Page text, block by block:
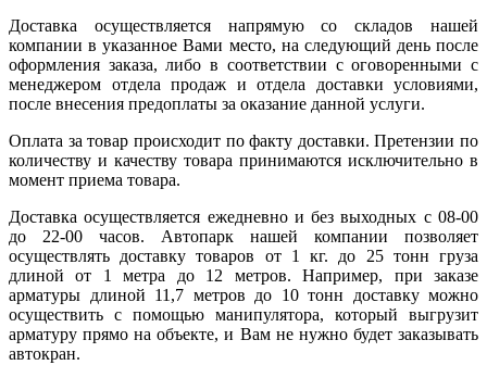
Доставка осуществляется напрямую со складов нашей
компании в указанное Вами место, на следующий день после
оформления заказа, либо в соответствии с оговоренными с
менеджером отдела продаж и отдела доставки условиями,
после внесения предоплаты за оказание данной услуги.
Оплата за товар происходит по факту доставки. Претензии по
количеству и качеству товара принимаются исключительно в
момент приема товара.
Доставка осуществляется ежедневно и без выходных с 08-00
до 22-00 часов. Автопарк нашей компании позволяет
осуществлять доставку товаров от 1 кг. до 25 тонн груза
длиной от 1 метра до 12 метров. Например, при заказе
арматуры длиной 11,7 метров до 10 тонн доставку можно
осуществить с помощью манипулятора, который выгрузит
арматуру прямо на объекте, и Вам не нужно будет заказывать
автокран.